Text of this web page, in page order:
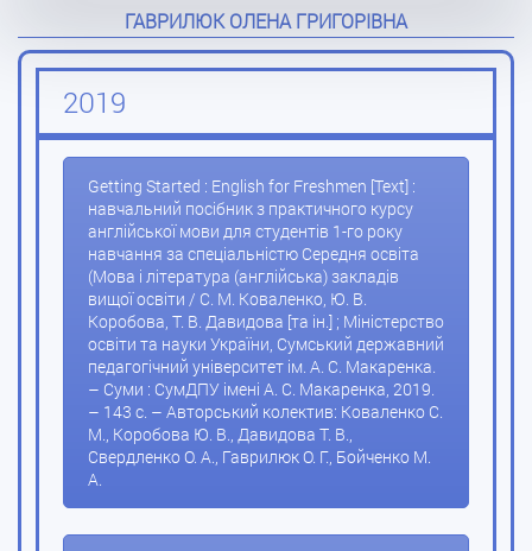
ГАВРИЛЮК ОЛЕНА ГРИГОРІВНА
2019
Getting Started : English for Freshmen [Text] :
навчальний посібник з практичного курсу
англійської мови для студентів 1-го року
навчання за спеціальністю Середня освіта
(Мова і література (англійська) закладів
вищої освіти / С. М. Коваленко, Ю. В.
Коробова, Т. В. Давидова [та ін.] ; Міністерство
освіти та науки України, Сумський державний
педагогічний університет ім. А. С. Макаренка.
– Суми : СумДПУ імені А. С. Макаренка, 2019.
– 143 с. – Авторський колектив: Коваленко С.
М., Коробова Ю. В., Давидова Т. В.,
Свердленко О. А., Гаврилюк О. Г., Бойченко М.
А.